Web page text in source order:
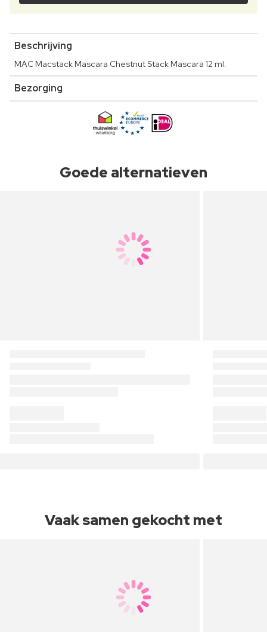
Beschrijving
MAC Macstack Mascara Chestnut Stack Mascara 12 ml.
Bezorging
Goede alternatieven
Vaak samen gekocht met